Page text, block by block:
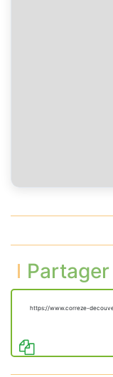
https://www.correze-